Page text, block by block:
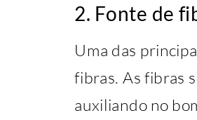
2. Fonte de
Uma das
fibras. As fibras
auxiliando no